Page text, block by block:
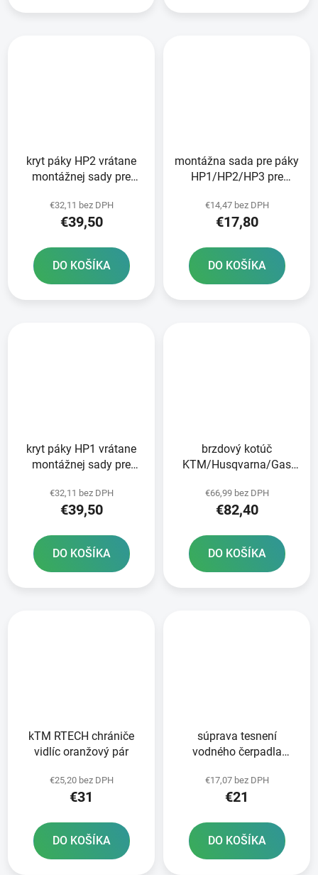
kryt páky HP2 vrátane
montážnej sady pre
RTECH oranžový
€32,11 bez DPH
€39,50
DO KOŠÍKA
montážna sada pre páky
HP1/HP2/HP3 pre
RTECH čierna
€14,47 bez DPH
€17,80
DO KOŠÍKA
kryt páky HP1 vrátane
montážnej sady pre
RTECH oranžový
€32,11 bez DPH
€39,50
DO KOŠÍKA
brzdový kotúč
KTM/Husqvarna/Gas
€66,99 bez DPH
€82,40
DO KOŠÍKA
kTM RTECH chrániče
vidlíc oranžový pár
€25,20 bez DPH
€31
DO KOŠÍKA
súprava tesnení
vodného čerpadla
€17,07 bez DPH
€21
DO KOŠÍKA